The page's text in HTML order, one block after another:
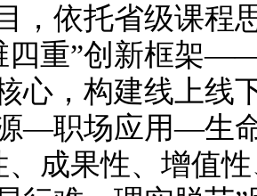
，依托省级课程
四重”创新框架
心，构建线上线
—职场应用—生
、成果性、增值